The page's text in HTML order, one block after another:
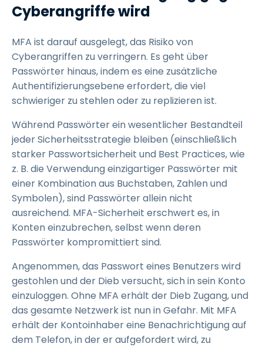
Cyberangriffe wird
MFA ist darauf ausgelegt, das Risiko von
Cyberangriffen zu verringern. Es geht über
Passwörter hinaus, indem es eine zusätzliche
Authentifizierungsebene erfordert, die viel
schwieriger zu stehlen oder zu replizieren ist.
Während Passwörter ein wesentlicher Bestandteil
jeder Sicherheitsstrategie bleiben (einschließlich
starker Passwortsicherheit und Best Practices, wie
z. B. die Verwendung einzigartiger Passwörter mit
einer Kombination aus Buchstaben, Zahlen und
Symbolen), sind Passwörter allein nicht
ausreichend. MFA-Sicherheit erschwert es, in
Konten einzubrechen, selbst wenn deren
Passwörter kompromittiert sind.
Angenommen, das Passwort eines Benutzers wird
gestohlen und der Dieb versucht, sich in sein Konto
einzuloggen. Ohne MFA erhält der Dieb Zugang, und
das gesamte Netzwerk ist nun in Gefahr. Mit MFA
erhält der Kontoinhaber eine Benachrichtigung auf
dem Telefon, in der er aufgefordert wird, zu